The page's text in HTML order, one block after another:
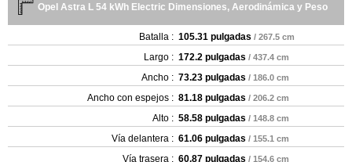
Opel Astra L 54 kWh Electric Dimensiones, Aerodinámica y Peso
Batalla : 105.31 pulgadas / 267.5 cm
Largo : 172.2 pulgadas / 437.4 cm
Ancho : 73.23 pulgadas / 186.0 cm
Ancho con espejos : 81.18 pulgadas / 206.2 cm
Alto : 58.58 pulgadas / 148.8 cm
Vía delantera : 61.06 pulgadas / 155.1 cm
Vía trasera : 60.87 pulgadas / 154.6 cm